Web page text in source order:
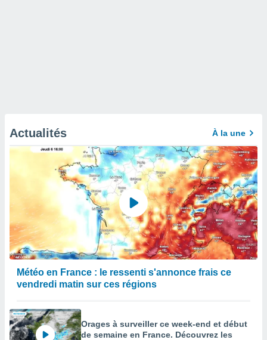
Actualités À la une
Météo en France : le ressenti s'annonce frais ce
vendredi matin sur ces régions
Orages à surveiller ce week-end et début
de semaine en France. Découvrez les